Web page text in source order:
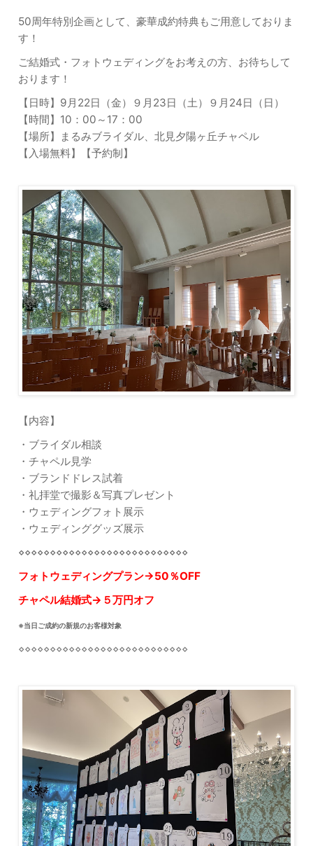
50周年特別企画として、豪華成約特典もご用意しておりま
す！
ご結婚式・フォトウェディングをお考えの方、お待ちして
おります！
【日時】9月22日（金）９月23日（土）９月24日（日）
【時間】10：00～17：00
【場所】まるみブライダル、北見夕陽ヶ丘チャペル
【入場無料】【予約制】
【内容】
・ブライダル相談
・チャペル見学
・ブランドドレス試着
・礼拝堂で撮影＆写真プレゼント
・ウェディングフォト展示
・ウェディンググッズ展示
⋄⋄⋄⋄⋄⋄⋄⋄⋄⋄⋄⋄⋄⋄⋄⋄⋄⋄⋄⋄⋄⋄⋄⋄⋄⋄⋄
フォトウェディングプラン→50％OFF
チャペル結婚式→５万円オフ
※当日ご成約の新規のお客様対象
⋄⋄⋄⋄⋄⋄⋄⋄⋄⋄⋄⋄⋄⋄⋄⋄⋄⋄⋄⋄⋄⋄⋄⋄⋄⋄⋄